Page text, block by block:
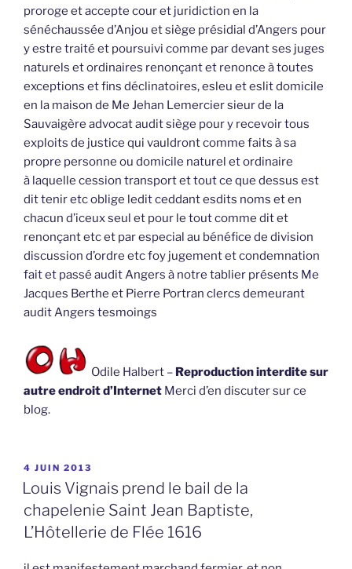
proroge et accepte cour et juridiction en la
sénéchaussée d’Anjou et siège présidial d’Angers pour
y estre traité et poursuivi comme par devant ses juges
naturels et ordinaires renonçant et renonce à toutes
exceptions et fins déclinatoires, esleu et eslit domicile
en la maison de Me Jehan Lemercier sieur de la
Sauvaigère advocat audit siège pour y recevoir tous
exploits de justice qui vauldront comme faits à sa
propre personne ou domicile naturel et ordinaire
à laquelle cession transport et tout ce que dessus est
dit tenir etc oblige ledit ceddant esdits noms et en
chacun d’iceux seul et pour le tout comme dit et
renonçant etc et par especial au bénéfice de division
discussion d’ordre etc foy jugement et condemnation
fait et passé audit Angers à notre tablier présents Me
Jacques Berthe et Pierre Portran clercs demeurant
audit Angers tesmoings
Odile Halbert – Reproduction interdite sur
autre endroit d’Internet Merci d’en discuter sur ce
blog.
PUBLIÉ
LE
4 JUIN 2013
Louis Vignais prend le bail de la
chapelenie Saint Jean Baptiste,
L’Hôtellerie de Flée 1616